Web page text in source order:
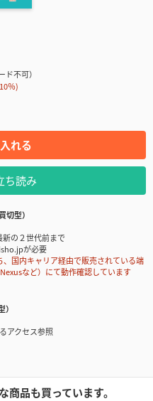
不可）
％)
れる
ち読み
切型）
の２世代前まで
が必要
国内キャリア経由で販売されている端
など）にて動作確認しています
アクセス参照
商品も買っています。